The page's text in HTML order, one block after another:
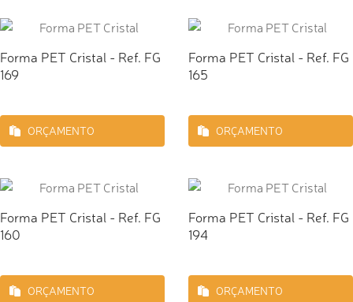
Forma PET Cristal - Ref. FG
169
ORÇAMENTO
Forma PET Cristal - Ref. FG
165
ORÇAMENTO
Forma PET Cristal - Ref. FG
160
ORÇAMENTO
Forma PET Cristal - Ref. FG
194
ORÇAMENTO